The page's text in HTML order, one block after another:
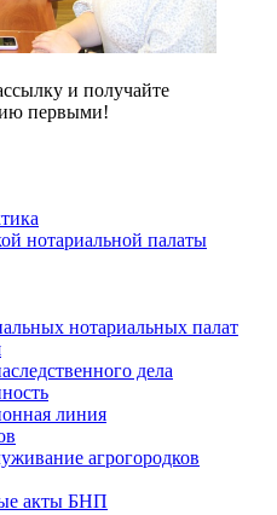
и получайте
первыми!
нотариальной палаты
нотариальных палат
дела
линия
агрогородков
акты БНП